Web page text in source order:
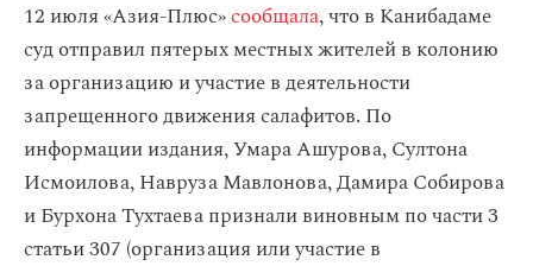
12 июля «Азия-Плюс»сообщала, что в Канибадаме
суд отправил пятерых местных жителей в колонию
за организацию и участие в деятельности
запрещенного движения салафитов. По
информации издания, Умара Ашурова, Султона
Исмоилова, Навруза Мавлонова, Дамира Собирова
и Бурхона Тухтаева признали виновным по части 3
статьи 307 (организация или участие в